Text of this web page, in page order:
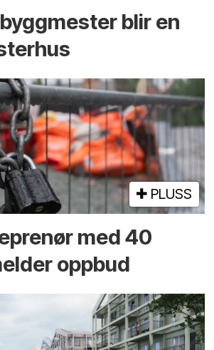
blir en
PLUSS
med 40
oppbud